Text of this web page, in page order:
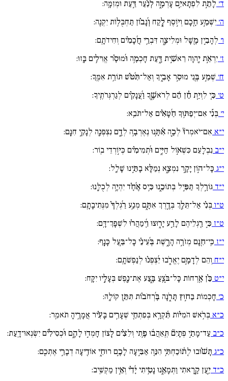
ד׳ לָתֵ֣ת לִפְתָאיִ֣ם עָרְמָ֑ה לְ֜נַ֗עַר דַּ֣עַת וּמְזִמָּֽה:
ה׳ יִשְׁמַ֣ע חָ֖כָם וְי֣וֹסֶף לֶ֑קַח וְ֜נָב֗וֹן תַּחְבֻּל֥וֹת יִקְנֶֽה:
ו׳ לְהָבִ֣ין מָ֖שָׁל וּמְלִיצָ֑ה דִּבְרֵ֥י חֲ֜כָמִ֗ים וְחִידֹתָֽם:
ז׳ יִרְאַ֣ת יְ֖הוָה רֵאשִׁ֣ית דָּ֑עַת חָכְמָ֥ה וּ֜מוּסָ֗ר אֱוִילִ֥ים בָּֽזוּ:
ח׳ שְׁמַ֣ע בְּ֖נִי מוּסַ֣ר אָבִ֑יךָ וְאַל־תִּ֜טּ֗שׁ תּוֹרַ֥ת אִמֶּֽךָ:
ט׳ כִּ֤י לִוְיַ֤ת חֵ֓ן הֵ֬ם לְרֹאשֶׁ֑ךָ וַ֜עֲנָקִ֗ים לְגַרְגְּרֹתֶֽיךָ:
י׳ בְּנִ֡י אִם־יְפַתּ֥וּךָ חַ֜טָּאִ֗ים אַל־תֹּבֵֽא:
י״א אִם־יֹאמְרוּ֘ לְכָ֪ה אִ֫תָּ֥נוּ נֶאֶרְבָ֥ה לְדָ֑ם נִצְפְּנָ֖ה לְנָקִ֣י חִנָּֽם:
י״ב נִבְלָעֵם כִּשְׁא֣וֹל חַיִּ֑ים וּ֜תְמִימִ֗ים כְּי֣וֹרְדֵי בֽוֹר:
י״ג כָּל־ה֣וֹן יָקָ֣ר נִמְצָ֑א נְמַלֵּ֖א בָתֵּ֣ינוּ שָׁלָֽל:
י״ד גּוֹרָ֣לְךָ תַּפִּ֣יל בְּתוֹכֵ֑נוּ כִּ֥יס אֶ֜חָ֗ד יִהְיֶ֥ה לְכֻלָּֽנוּ:
ט״ו בְּנִ֗י אַל־תֵּלֵ֣ךְ בְּדֶ֣רֶךְ אִתָּ֑ם מְנַ֥ע רַ֜גְלְךָ֗ מִנְּתִיבָתָֽם:
ט״ז כִּ֣י רַ֖גְלֵיהֶם לָרַ֣ע יָר֑וּצוּ וִֽ֜ימַהֲר֗וּ לִשְׁפָּךְ־דָּֽם:
י״ז כִּֽי־חִ֖נָּם מְזֹרָ֣ה הָרָ֑שֶׁת בְּ֜עֵינֵ֗י כָּל־בַּ֥עַל כָּנָֽף:
י״ח וְהֵם לְדָמָ֣ם יֶאֱרֹ֑בוּ יִ֜צְפְּנ֗וּ לְנַפְשֹׁתָֽם:
י״ט כֵּ֗ן אָ֖רְחוֹת כָּל־בֹּ֣צֵֽעַ בָּ֑צַע אֶת־נֶ֖פֶשׁ בְּעָלָ֣יו יִקָּֽח:
כ׳ חָכְמוֹת בַּח֣וּץ תָּרֹ֑נָּה בָּ֜רְחֹב֗וֹת תִּתֵּ֥ן קוֹלָֽהּ:
כ״א בְּרֹ֥אשׁ הֹמִיּ֗וֹת תִּ֫קְרָ֥א בְּפִתְחֵ֖י שְׁעָרִ֥ים בָּעִ֗יר אֲמָרֶ֥יהָ תֹאמֵֽר:
כ״ב עַד־מָתַ֣י פְּתָיִם֘ תְּֽאֵהֲב֫וּ פֶ֥תִי וְלֵצִ֗ים לָ֖צוֹן חָמְד֣וּ לָהֶ֑ם וּ֜כְסִילִ֗ים יִשְׂנְאוּ־דָֽעַת:
כ״ג תָּשׁ֗וּבוּ לְֽת֫וֹכַחְתִּ֥י הִנֵּ֤ה אַבִּ֣יעָה לָכֶ֣ם רוּחִ֑י אוֹדִ֖יעָה דְבָרַ֣י אֶתְכֶֽם:
כ״ד יַ֣עַן קָ֖רָאתִי וַתְּמָאֵ֑נוּ נָטִ֥יתִי יָ֜דִ֗י וְאֵ֣ין מַקְשִֽׁיב: